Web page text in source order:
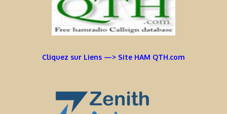
Cliquez sur Liens —> Site HAM QTH.com